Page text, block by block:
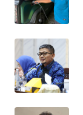
PERSONA
WAHANA
OTOMOTIF
WAHANA
HEALTH